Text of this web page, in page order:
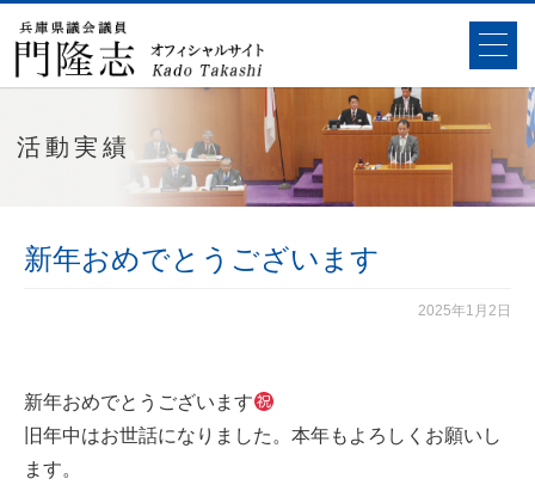
活動実績
新年おめでとうございます
2025年1月2日
新年おめでとうございます
旧年中はお世話になりました。本年もよろしくお願いし
ます。